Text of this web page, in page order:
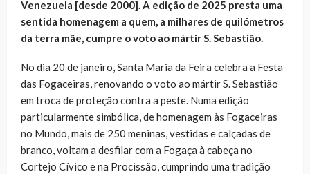
Venezuela [desde 2000]. A edição de 2025 presta uma
sentida homenagem a quem, a milhares de quilómetros
da terra mãe, cumpre o voto ao mártir S. Sebastião.
No dia 20 de janeiro, Santa Maria da Feira celebra a Festa
das Fogaceiras, renovando o voto ao mártir S. Sebastião
em troca de proteção contra a peste. Numa edição
particularmente simbólica, de homenagem às Fogaceiras
no Mundo, mais de 250 meninas, vestidas e calçadas de
branco, voltam a desfilar com a Fogaça à cabeça no
Cortejo Cívico e na Procissão, cumprindo uma tradição